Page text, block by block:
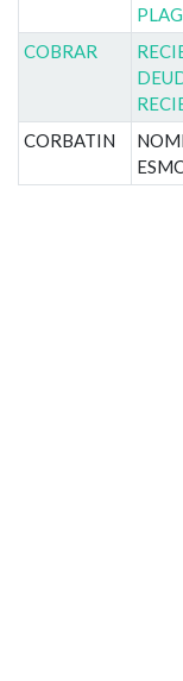
COBRAR
CORBATIN